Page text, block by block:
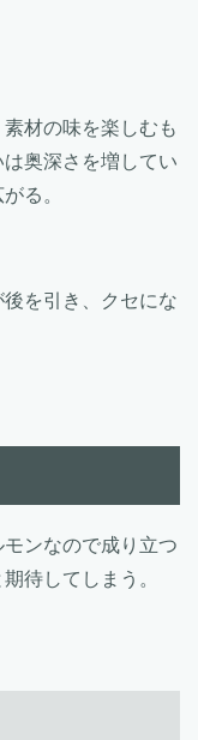
材の味を楽しむも
奥深さを増してい
る。
を引き、クセにな
ンなので成り立つ
待してしまう。